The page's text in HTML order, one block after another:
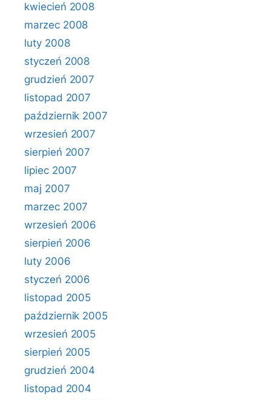
kwiecień 2008
marzec 2008
luty 2008
styczeń 2008
grudzień 2007
listopad 2007
październik 2007
wrzesień 2007
sierpień 2007
lipiec 2007
maj 2007
marzec 2007
wrzesień 2006
sierpień 2006
luty 2006
styczeń 2006
listopad 2005
październik 2005
wrzesień 2005
sierpień 2005
grudzień 2004
listopad 2004